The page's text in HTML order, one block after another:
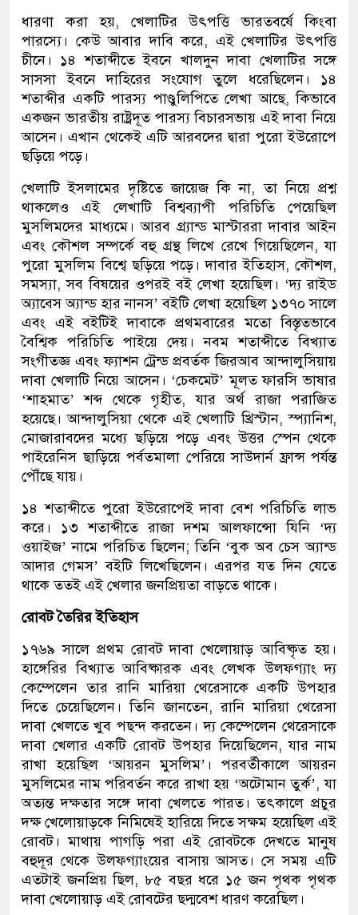
ধারণা করা হয়, খেলাটির উৎপত্তি ভারতবর্ষে কিংবা
পারস্যে। কেউ আবার দাবি করে, এই খেলাটির উৎপত্তি
চীনে। ১৪ শতাব্দীতে ইবনে খালদুন দাবা খেলাটির সঙ্গে
সাসসা ইবনে দাহিরের সংযোগ তুলে ধরেছিলেন। ১৪
শতাব্দীর একটি পারস্য পাণ্ডুলিপিতে লেখা আছে, কিভাবে
একজন ভারতীয় রাষ্ট্রদূত পারস্য বিচারসভায় এই দাবা নিয়ে
আসেন। এখান থেকেই এটি আরবদের দ্বারা পুরো ইউরোপে
ছড়িয়ে পড়ে।
খেলাটি ইসলামের দৃষ্টিতে জায়েজ কি না, তা নিয়ে প্রশ্ন
থাকলেও এই লেখাটি বিশ্বব্যাপী পরিচিতি পেয়েছিল
মুসলিমদের মাধ্যমে। আরব গ্র্যান্ড মাস্টাররা দাবার আইন
এবং কৌশল সম্পর্কে বহু গ্রন্থ লিখে রেখে গিয়েছিলেন, যা
পুরো মুসলিম বিশ্বে ছড়িয়ে পড়ে। দাবার ইতিহাস, কৌশল,
সমস্যা, সব বিষয়ের ওপরই বই লেখা হয়েছিল। ‘দ্য রাইড
অ্যাবেস অ্যান্ড হার নানস’ বইটি লেখা হয়েছিল ১৩৭০ সালে
এবং এই বইটিই দাবাকে প্রথমবারের মতো বিস্তৃতভাবে
বৈশ্বিক পরিচিতি পাইয়ে দেয়। নবম শতাব্দীতে বিখ্যাত
সংগীতজ্ঞ এবং ফ্যাশন ট্রেন্ড প্রবর্তক জিরআব আন্দালুসিয়ায়
দাবা খেলাটি নিয়ে আসেন। ‘চেকমেট’ মূলত ফারসি ভাষার
‘শাহমাত’ শব্দ থেকে গৃহীত, যার অর্থ রাজা পরাজিত
হয়েছে। আন্দালুসিয়া থেকে এই খেলাটি খ্রিস্টান, স্প্যানিশ,
মোজারাবদের মধ্যে ছড়িয়ে পড়ে এবং উত্তর স্পেন থেকে
পাইরেনিস ছাড়িয়ে পর্বতমালা পেরিয়ে সাউদার্ন ফ্রান্স পর্যন্ত
পৌঁছে যায়।
১৪ শতাব্দীতে পুরো ইউরোপেই দাবা বেশ পরিচিতি লাভ
করে। ১৩ শতাব্দীতে রাজা দশম আলফান্সো যিনি ‘দ্য
ওয়াইজ’ নামে পরিচিত ছিলেন; তিনি ‘বুক অব চেস অ্যান্ড
আদার গেমস’ বইটি লিখেছিলেন। এরপর যত দিন যেতে
থাকে ততই এই খেলার জনপ্রিয়তা বাড়তে থাকে।
রোবট তৈরির ইতিহাস
১৭৬৯ সালে প্রথম রোবট দাবা খেলোয়াড় আবিষ্কৃত হয়।
হাঙ্গেরির বিখ্যাত আবিষ্কারক এবং লেখক উলফগ্যাং দ্য
কেম্পেলেন তার রানি মারিয়া থেরেসাকে একটি উপহার
দিতে চেয়েছিলেন। তিনি জানতেন, রানি মারিয়া থেরেসা
দাবা খেলতে খুব পছন্দ করতেন। দ্য কেম্পেলেন থেরেসাকে
দাবা খেলার একটি রোবট উপহার দিয়েছিলেন, যার নাম
রাখা হয়েছিল ‘আয়রন মুসলিম’। পরবর্তীকালে আয়রন
মুসলিমের নাম পরিবর্তন করে রাখা হয় ‘অটোমান তুর্ক’, যা
অত্যন্ত দক্ষতার সঙ্গে দাবা খেলতে পারত। তৎকালে প্রচুর
দক্ষ খেলোয়াড়কে নিমিষেই হারিয়ে দিতে সক্ষম হয়েছিল এই
রোবট। মাথায় পাগড়ি পরা এই রোবটকে দেখতে মানুষ
বহুদূর থেকে উলফগ্যাংয়ের বাসায় আসত। সে সময় এটি
এতটাই জনপ্রিয় ছিল, ৮৫ বছর ধরে ১৫ জন পৃথক পৃথক
দাবা খেলোয়াড় এই রোবটের ছদ্মবেশ ধারণ করেছিল।